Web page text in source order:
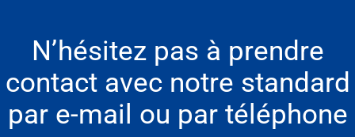
N’hésitez pas à prendre
contact avec notre standard
par e-mail ou par téléphone